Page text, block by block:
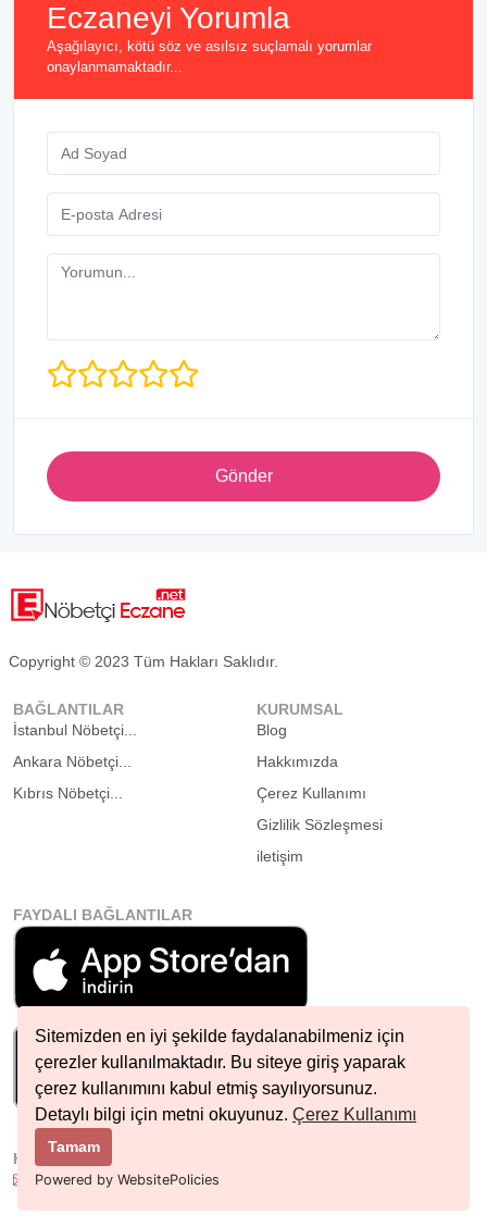
Sitemizden en iyi şekilde faydalanabilmeniz için
çerezler kullanılmaktadır. Bu siteye giriş yaparak
çerez kullanımını kabul etmiş sayılıyorsunuz.
Detaylı bilgi için metni okuyunuz. Çerez Kullanımı
Tamam
Powered by WebsitePolicies
Eczaneyi Yorumla
Aşağılayıcı, kötü söz ve asılsız suçlamalı yorumlar
onaylanmamaktadır...
Gönder
Copyright © 2023 Tüm Hakları Saklıdır.
BAĞLANTILAR
İstanbul Nöbetçi...
Ankara Nöbetçi...
Kıbrıs Nöbetçi...
KURUMSAL
Blog
Hakkımızda
Çerez Kullanımı
Gizlilik Sözleşmesi
iletişim
FAYDALI BAĞLANTILAR
HIZLI İLETIŞIM
info@nobetcieczane.net